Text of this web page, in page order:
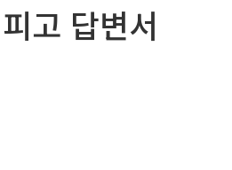
고 답변서